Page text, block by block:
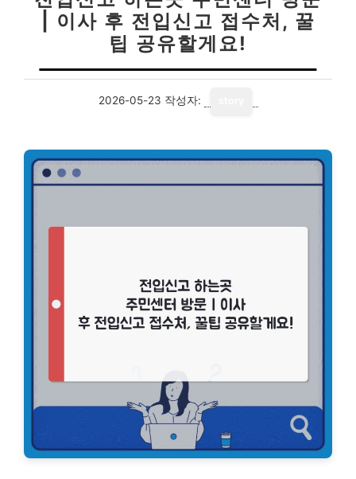
| 이사 후 전입신고 접수처, 꿀
팁 공유할게요!
2026-05-23 작성자: